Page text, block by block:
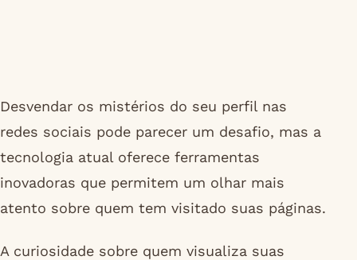
Desvendar os mistérios do seu perfil nas
redes sociais pode parecer um desafio, mas a
tecnologia atual oferece ferramentas
inovadoras que permitem um olhar mais
atento sobre quem tem visitado suas páginas.
A curiosidade sobre quem visualiza suas